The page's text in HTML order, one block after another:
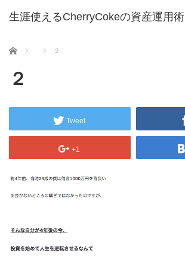
生涯使えるCherryCokeの資産運用術
ホーム ２
２
Tweet
+1